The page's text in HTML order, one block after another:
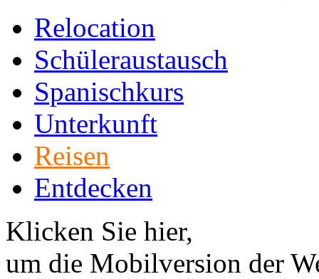
Relocation
Schüleraustausch
Spanischkurs
Unterkunft
Reisen
Entdecken
Klicken Sie hier,
um die Mobilversion der